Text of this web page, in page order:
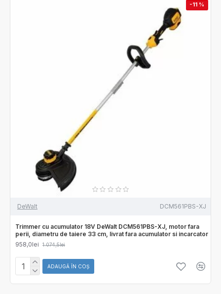
-11 %
DeWalt DCM561PBS-XJ
Trimmer cu acumulator 18V DeWalt DCM561PBS-XJ, motor fara
perii, diametru de taiere 33 cm, livrat fara acumulator si incarcator
958,0lei
1.074,5lei
ADAUGĂ ÎN COŞ